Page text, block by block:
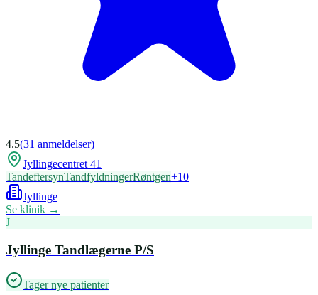
4.5(31 anmeldelser)
Jyllingecentret 41
TandeftersynTandfyldningerRøntgen+10
Jyllinge
Se klinik →
J
Jyllinge Tandlægerne P/S
Tager nye patienter